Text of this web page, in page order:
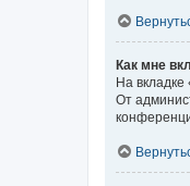
Как мне
На
От